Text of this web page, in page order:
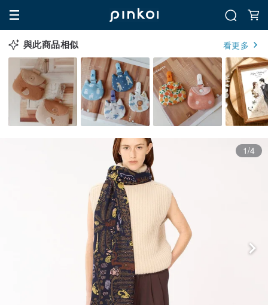
與此商品相似 看更多
1/4